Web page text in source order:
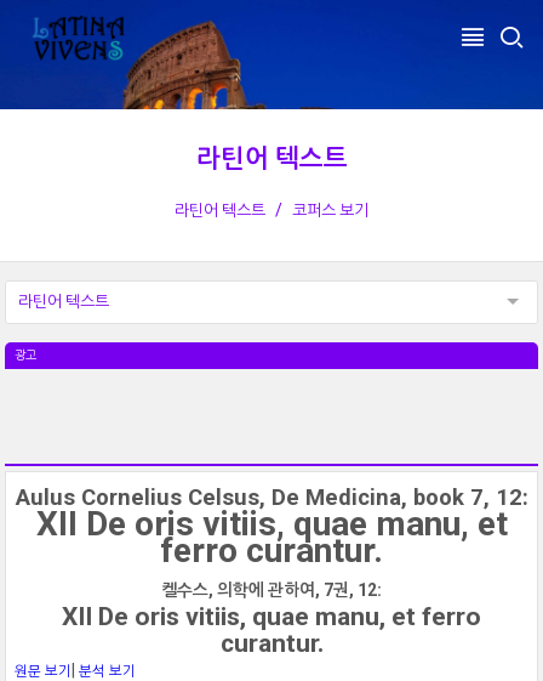
라틴어 텍스트
라틴어 텍스트 코퍼스 보기
라틴어 텍스트
광고
Aulus Cornelius Celsus, De Medicina, book 7, 12:
XII De oris vitiis, quae manu, et
ferro curantur.
켈수스, 의학에 관하여, 7권, 12:
XII De oris vitiis, quae manu, et ferro
curantur.
원문 보기|분석 보기